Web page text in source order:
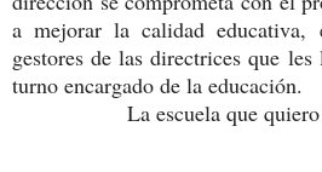
a mejorar la calidad educativa,
gestores de las directrices que
turno encargado de la educación.
La escuela que quiero
Rafael